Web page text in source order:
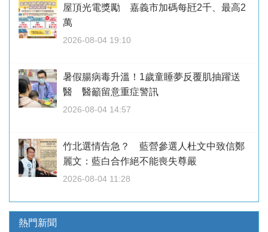
屋頂光電獎勵 嘉義市加碼每瓩2千、最高2
萬
2026-08-04 19:10
暑假腸病毒升溫！1歲童睡夢反覆肌抽躍送
醫 醫籲留意重症警訊
2026-08-04 14:57
竹北選情告急？ 藍營參選人杜文中致信鄭
麗文：藍白合作絕不能喪失尊嚴
2026-08-04 11:28
熱門新聞